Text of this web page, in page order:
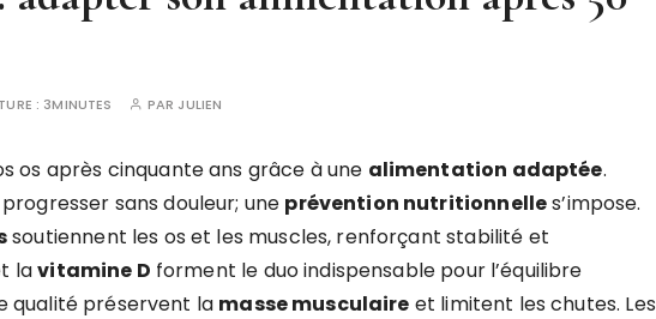
: 3MINUTES PAR JULIEN
os après cinquante ans grâce à une alimentation adaptée.
sans douleur; une prévention nutritionnelles’impose.
soutiennent les os et les muscles, renforçant stabilité et
lavitamine D forment le duo indispensable pour l’équilibre
qualité préservent la masse musculaire et limitent les chutes. Les